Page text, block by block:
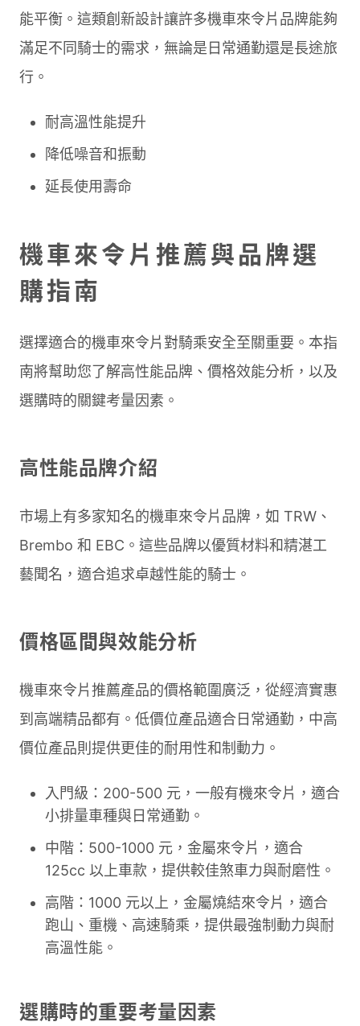
能平衡。這類創新設計讓許多機車來令片品牌能夠
滿足不同騎士的需求，無論是日常通勤還是長途旅
行。
耐高溫性能提升
降低噪音和振動
延長使用壽命
機車來令片推薦與品牌選
購指南
選擇適合的機車來令片對騎乘安全至關重要。本指
南將幫助您了解高性能品牌、價格效能分析，以及
選購時的關鍵考量因素。
高性能品牌介紹
市場上有多家知名的機車來令片品牌，如 TRW、
Brembo 和 EBC。這些品牌以優質材料和精湛工
藝聞名，適合追求卓越性能的騎士。
價格區間與效能分析
機車來令片推薦產品的價格範圍廣泛，從經濟實惠
到高端精品都有。低價位產品適合日常通勤，中高
價位產品則提供更佳的耐用性和制動力。
入門級：200-500 元，一般有機來令片，適合
小排量車種與日常通勤。
中階：500-1000 元，金屬來令片，適合
125cc 以上車款，提供較佳煞車力與耐磨性。
高階：1000 元以上，金屬燒結來令片，適合
跑山、重機、高速騎乘，提供最強制動力與耐
高溫性能。
選購時的重要考量因素